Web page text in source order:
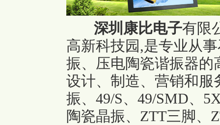
深圳康比电子有限
高新科技园,是专业从
振、压电陶瓷谐振器
设计、制造、营销和服
振、49/S、49/SMD、
陶瓷晶振、ZTT三脚、